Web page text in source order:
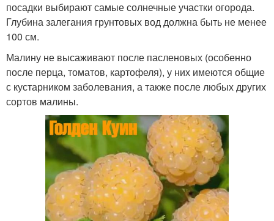
посадки выбирают самые солнечные участки огорода.
Глубина залегания грунтовых вод должна быть не менее
100 см.
Малину не высаживают после пасленовых (особенно
после перца, томатов, картофеля), у них имеются общие
с кустарником заболевания, а также после любых других
сортов малины.